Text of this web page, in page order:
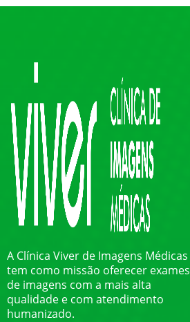
A Clínica Viver de Imagens Médicas
tem como missão oferecer exames
de imagens com a mais alta
qualidade e com atendimento
humanizado.